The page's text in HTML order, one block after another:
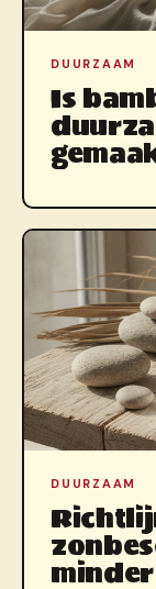
DUURZAAM
Is
DUURZAAM